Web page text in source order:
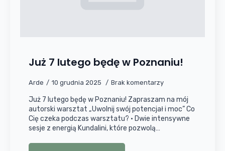
Już 7 lutego będę w Poznaniu!
Arde 10 grudnia 2025 Brak komentarzy
Już 7 lutego będę w Poznaniu! Zapraszam na mój
autorski warsztat „Uwolnij swój potencjał i moc” Co
Cię czeka podczas warsztatu? • Dwie intensywne
sesje z energią Kundalini, które pozwolą…